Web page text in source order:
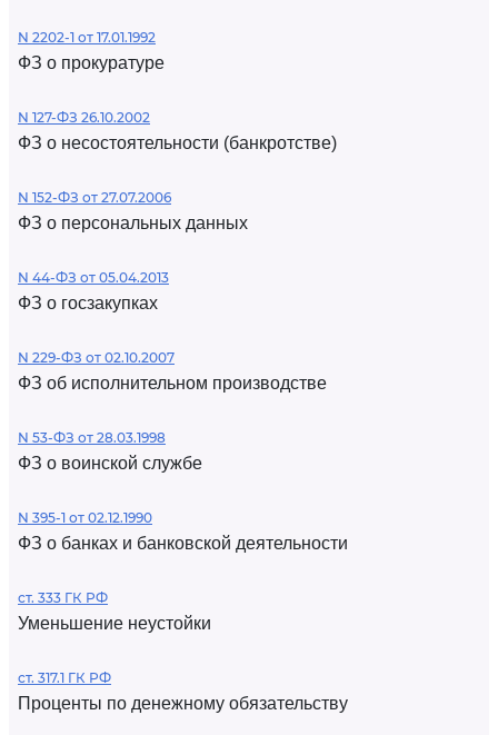
N 2202-1 от 17.01.1992
ФЗ о прокуратуре
N 127-ФЗ 26.10.2002
ФЗ о несостоятельности (банкротстве)
N 152-ФЗ от 27.07.2006
ФЗ о персональных данных
N 44-ФЗ от 05.04.2013
ФЗ о госзакупках
N 229-ФЗ от 02.10.2007
ФЗ об исполнительном производстве
N 53-ФЗ от 28.03.1998
ФЗ о воинской службе
N 395-1 от 02.12.1990
ФЗ о банках и банковской деятельности
ст. 333 ГК РФ
Уменьшение неустойки
ст. 317.1 ГК РФ
Проценты по денежному обязательству